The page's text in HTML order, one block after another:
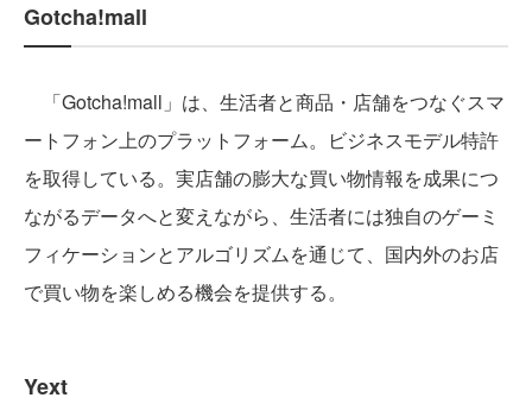
Gotcha!mall
「Gotcha!mall」は、生活者と商品・店舗をつなぐスマ
ートフォン上のプラットフォーム。ビジネスモデル特許
を取得している。実店舗の膨大な買い物情報を成果につ
ながるデータへと変えながら、生活者には独自のゲーミ
フィケーションとアルゴリズムを通じて、国内外のお店
で買い物を楽しめる機会を提供する。
Yext